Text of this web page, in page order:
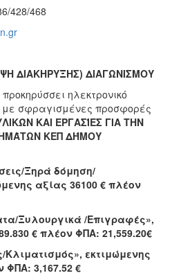
428/468
ΔΙΑΚΗΡΥΞΗΣ) ΔΙΑΓΩΝΙΣΜΟΥ
προκηρύσσει ηλεκτρονικό
με σφραγισμένες προσφορές
ΚΑΙ ΕΡΓΑΣΊΕΣ ΓΙΑ ΤΗΝ
ΚΕΠ ΔΉΜΟΥ
Ξηρά δόμηση/
αξίας 36100 € πλέον
Ξυλουργικά /Επιγραφές»,
€ πλέον ΦΠΑ: 21,559.20€
εκτιμώμενης
ΦΠΑ: 3,167.52 €